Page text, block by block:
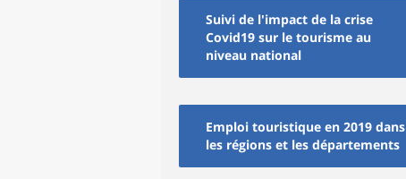
Suivi de l'impact de la crise
Covid19 sur le tourisme au
niveau national
Emploi touristique en 2019 dans
les régions et les départements